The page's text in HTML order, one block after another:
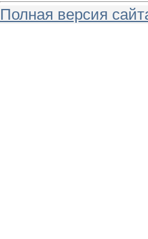
Полная версия